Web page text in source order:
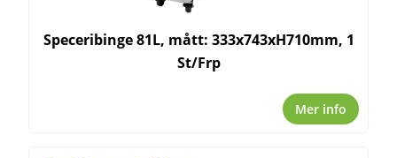
Speceribinge 81L, mått: 333x743xH710mm, 1
St/Frp
Mer info